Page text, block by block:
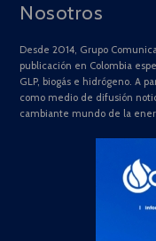
Nosotros
Desde 2014, Grupo
publicación en Colombia
GLP, biogás e hidrógeno. A
como medio de difusión
cambiante mundo de la